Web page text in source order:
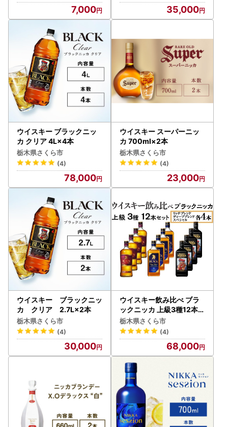
7,000 35,000
ウイスキー ブラックニッ
カ クリア 4L×4本
栃木県さくら市
(4)
78,000
ウイスキー スーパーニッ
カ 700ml×2本
栃木県さくら市
(4)
23,000
ウイスキー ブラックニッ
カ クリア 2.7L×2本
栃木県さくら市
(4)
30,000
ウイスキー飲み比べ ブラ
ックニッカ 上級3種12本セ
ット
栃木県さくら市
(4)
68,000